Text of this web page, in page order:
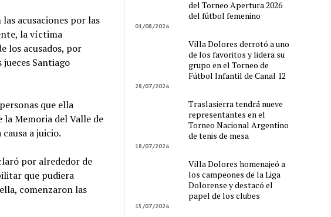
acusaciones por las
la víctima
los acusados, por
Santiago
que ella
Memoria del Valle de
a juicio.
por alrededor de
que pudiera
comenzaron las
del Torneo Apertura 2026
del fútbol femenino
01/08/2026
Villa Dolores derrotó a uno
de los favoritos y lidera su
grupo en el Torneo de
Fútbol Infantil de Canal 12
28/07/2026
Traslasierra tendrá nueve
representantes en el
Torneo Nacional Argentino
de tenis de mesa
18/07/2026
Villa Dolores homenajeó a
los campeones de la Liga
Dolorense y destacó el
papel de los clubes
15/07/2026